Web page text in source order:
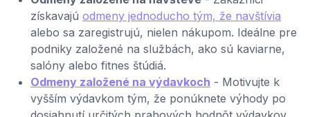
získavajú odmeny jednoducho tým, že navštívia
alebo sa zaregistrujú, nielen nákupom. Ideálne pre
podniky založené na službách, ako sú kaviarne,
salóny alebo fitnes štúdiá.
Odmeny založené na výdavkoch - Motivujte k
vyšším výdavkom tým, že ponúknete výhody po